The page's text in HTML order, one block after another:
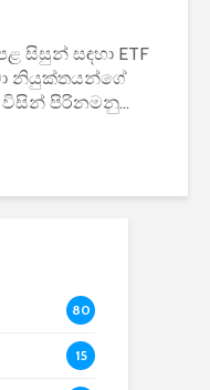
සිසුන් සඳහා ETF
නියුක්තයන්ගේ
විසින් පිරිනමනු...
80
15